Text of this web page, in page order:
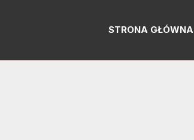
STRONA GŁÓWNA